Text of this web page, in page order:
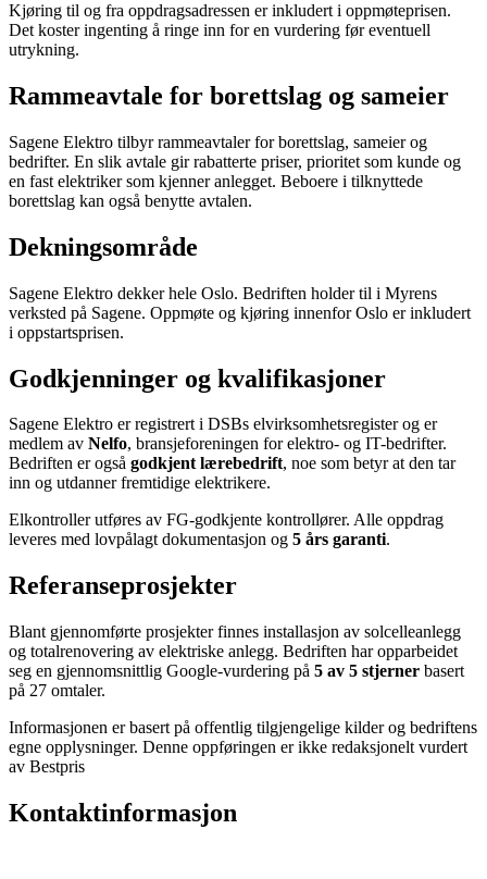
Kjøring til og fra oppdragsadressen er inkludert i oppmøteprisen.
Det koster ingenting å ringe inn for en vurdering før eventuell
utrykning.
Rammeavtale for borettslag og sameier
Sagene Elektro tilbyr rammeavtaler for borettslag, sameier og
bedrifter. En slik avtale gir rabatterte priser, prioritet som kunde og
en fast elektriker som kjenner anlegget. Beboere i tilknyttede
borettslag kan også benytte avtalen.
Dekningsområde
Sagene Elektro dekker hele Oslo. Bedriften holder til i Myrens
verksted på Sagene. Oppmøte og kjøring innenfor Oslo er inkludert
i oppstartsprisen.
Godkjenninger og kvalifikasjoner
Sagene Elektro er registrert i DSBs elvirksomhetsregister og er
medlem av Nelfo, bransjeforeningen for elektro- og IT-bedrifter.
Bedriften er også godkjent lærebedrift, noe som betyr at den tar
inn og utdanner fremtidige elektrikere.
Elkontroller utføres av FG-godkjente kontrollører. Alle oppdrag
leveres med lovpålagt dokumentasjon og 5 års garanti.
Referanseprosjekter
Blant gjennomførte prosjekter finnes installasjon av solcelleanlegg
og totalrenovering av elektriske anlegg. Bedriften har opparbeidet
seg en gjennomsnittlig Google-vurdering på 5 av 5 stjerner basert
på 27 omtaler.
Informasjonen er basert på offentlig tilgjengelige kilder og bedriftens
egne opplysninger. Denne oppføringen er ikke redaksjonelt vurdert
av Bestpris
Kontaktinformasjon